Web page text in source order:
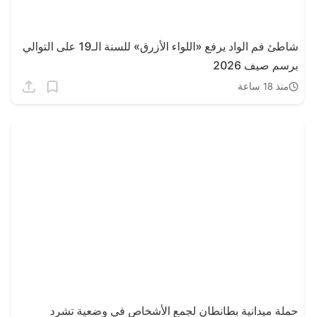
شاطئ فم الواد يرفع «اللواء الأزرق» للسنة الـ19 على التوالي
برسم صيف 2026
منذ 18 ساعة
حملة ميدانية بطانطان لجمع الأشخاص في وضعية تشرد